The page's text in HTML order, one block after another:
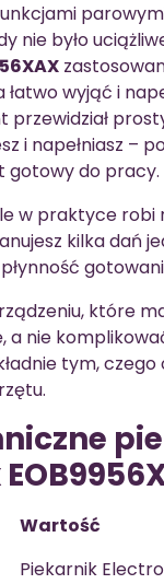
nie było
wyjąć i
przewidział
i napełniasz –
gotowy do pracy.
w praktyce robi
kilka dań
które
a nie
tym, czego
Wartość
Piekarnik